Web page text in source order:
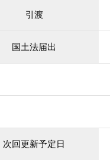
引渡
国土法届出
次回更新予定日